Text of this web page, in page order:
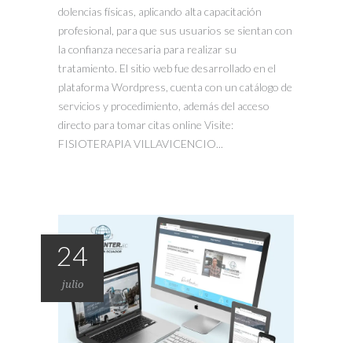
dolencias físicas, aplicando alta capacitación
profesional, para que sus usuarios se sientan con
la confianza necesaria para realizar su
tratamiento. El sitio web fue desarrollado en el
plataforma Wordpress, cuenta con un catálogo de
servicios y procedimiento, además del acceso
directo para tomar citas online Visite:
FISIOTERAPIA VILLAVICENCIO...
24
julio